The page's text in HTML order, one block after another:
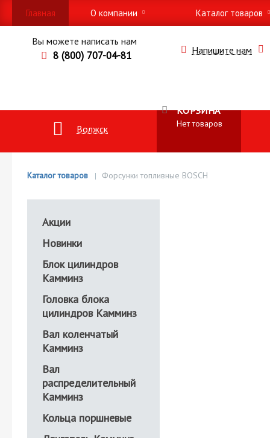
Главная О компании Каталог товаров
Вы можете написать нам
8 (800) 707-04-81 Напишите нам
Волжск
КОРЗИНА
Нет товаров
Каталог товаров Форсунки топливные BOSCH
Акции
Новинки
Блок цилиндров
Камминз
Головка блока
цилиндров Камминз
Вал коленчатый
Камминз
Вал
распределительный
Камминз
Кольца поршневые